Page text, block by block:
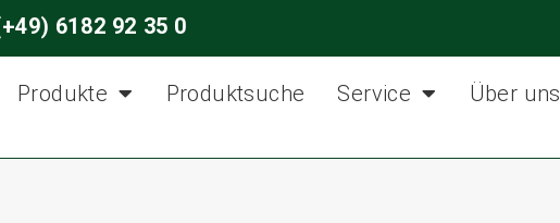
6182 92 35 0
Produkte Produktsuche Service Über uns